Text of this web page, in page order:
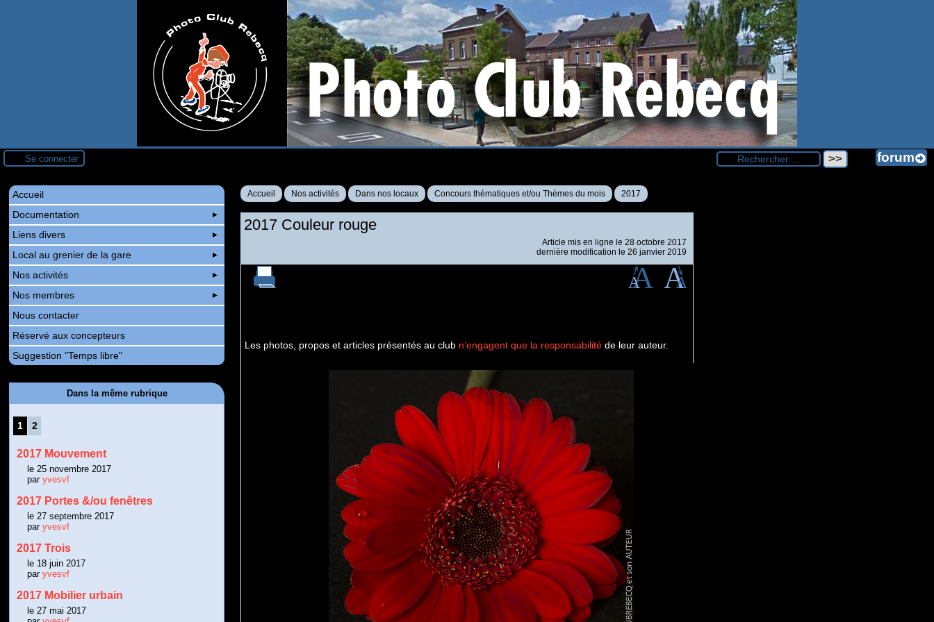
Se connecter
Accueil Nos activités Dans nos locaux Concours thématiques et/ou Thèmes du mois 2017
2017 Couleur rouge
Article mis en ligne le 28 octobre 2017
dernière modification le 26 janvier 2019
Les photos, propos et articles présentés au club n’engagent que la responsabilité de leur auteur.
Accueil
Documentation
Liens divers
Local au grenier de la gare
Nos activités
Nos membres
Nous contacter
Réservé aux concepteurs
Suggestion "Temps libre"
Dans la même rubrique
1 2
2017 Mouvement
le 25 novembre 2017
paryvesvf
2017 Portes &/ou fenêtres
le 27 septembre 2017
paryvesvf
2017 Trois
le 18 juin 2017
paryvesvf
2017 Mobilier urbain
le 27 mai 2017